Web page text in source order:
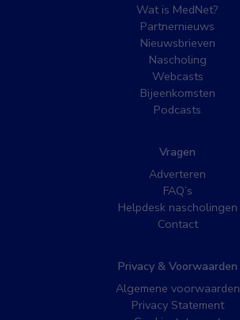
Wat is MedNet?
Partnernieuws
Nieuwsbrieven
Nascholing
Webcasts
Bijeenkomsten
Podcasts
Vragen
Adverteren
FAQ’s
Helpdesk nascholingen
Contact
Privacy & Voorwaarden
Algemene voorwaarden
Privacy Statement